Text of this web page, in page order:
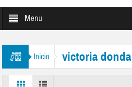
Menu
Inicio victoria donda